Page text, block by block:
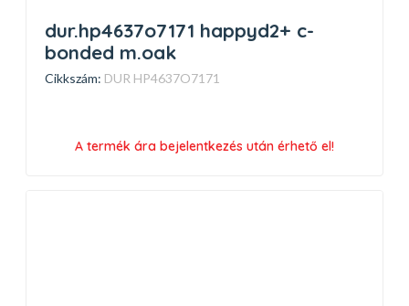
dur.hp4637o7171 happyd2+ c-
bonded m.oak
Cikkszám: DUR HP4637O7171
A termék ára bejelentkezés után érhető el!